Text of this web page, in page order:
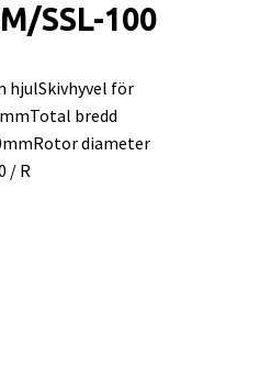
SSL-100
hjulSkivhyvel för
bredd
diameter
/ R